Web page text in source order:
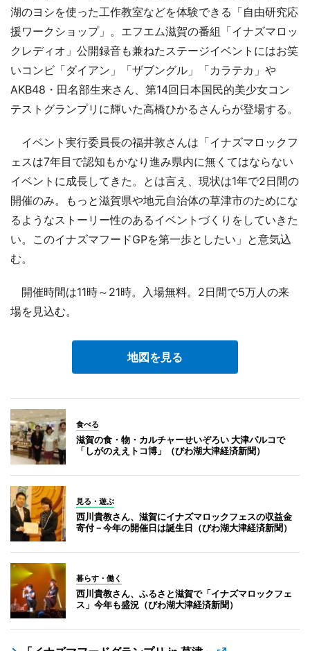
湖のヨシを使った工作教室などを体験できる「自由研究応
援ワークショップ」。エフエム滋賀の番組「イナズマロッ
クレディオ」公開録音も兼ねたステージイベントにはお笑
いコンビ「ダイアン」「ザブングル」「カラテカ」や
AKB48・田名部生来さん、第14回日本国民的美少女コン
テストグランプリに輝いた高橋ひかるさんらが登場する。
イベント実行委員長の福井敦さんは「イナズマロックフ
ェスは7年目で認知もかなり進み県内に無くてはならない
イベントに成長してきた。とは言え、現状は1年で2日間の
開催のみ。もっと滋賀県や地元自治体の草津市のためにな
るようなストーリー性のあるイベントづくりをしていきた
い。このイナズマフードGPを第一歩としたい」と意気込
む。
開催時間は11時～21時。入場無料。2日間で5万人の来
場を見込む。
地図を見る
食べる
滋賀の食・物・カルチャーせいぞろい 大津パルコで
「しがのええトコ博」（びわ湖大津経済新聞）
見る・遊ぶ
西川貴教さん、滋賀にイナズマロックフェスの収益金
寄付－今年の開催日は誕生日（びわ湖大津経済新聞）
暮らす・働く
西川貴教さん、ふるさと滋賀で「イナズマロックフェ
ス」今年も盛況（びわ湖大津経済新聞）